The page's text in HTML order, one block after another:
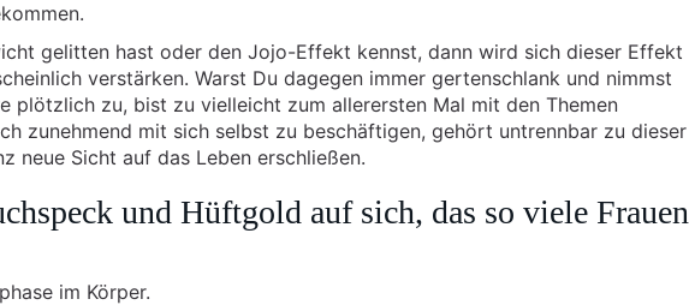
gelitten hast oder den Jojo-Effekt kennst, dann wird sich dieser Effekt
verstärken. Warst Du dagegen immer gertenschlank und nimmst
plötzlich zu, bist zu vielleicht zum allerersten Mal mit den Themen
zunehmend mit sich selbst zu beschäftigen, gehört untrennbar zu dieser
neue Sicht auf das Leben erschließen.
und Hüftgold auf sich, das so viele Frauen
im Körper.